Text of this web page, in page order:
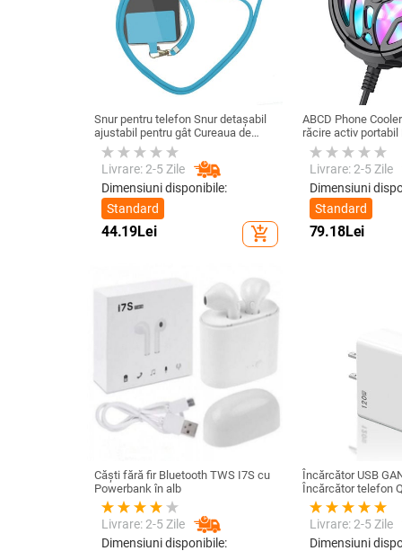
Snur pentru telefon Snur detașabil
ajustabil pentru gât Cureaua de
șnur pentru accesorii pentru telefon
mobil Snur pentru telefon mobil
Curele universale pentru gât
Livrare: 2-5 Zile
Dimensiuni disponibile:
Standard
44.19Lei add_shopping_cart
ABCD Phone
răcire activ portabil
telefon mobil
Livrare: 2-5 Zile
Dimensiuni
Standard
79.18Lei
Căști fără fir Bluetooth TWS I7S cu
Powerbank în alb
Livrare: 2-5 Zile
Dimensiuni disponibile:
Încărcător USB
Încărcător telefon
Adaptor de
iPhone 14 13 12
realme încărcător
Livrare: 2-5 Zile
Dimensiuni